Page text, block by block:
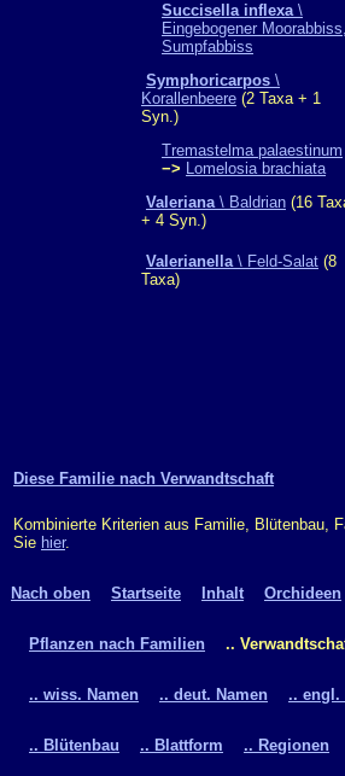
Succisella inflexa\
Eingebogener Moorabbiss,
Sumpfabbiss
Symphoricarpos \
Korallenbeere (2 Taxa + 1
Syn.)
Tremastelma palaestinum
−> Lomelosia brachiata
Valeriana\ Baldrian (16
+ 4 Syn.)
Valerianella\ Feld-Salat (8
Taxa)
Diese Familie nach Verwandtschaft
Kombinierte Kriterien aus Familie, Blütenbau,
Sie hier.
Nach oben Startseite Inhalt Orchideen
Pflanzen nach Familien ..
.. wiss. Namen .. deut. Namen .. engl.
.. Blütenbau .. Blattform .. Regionen